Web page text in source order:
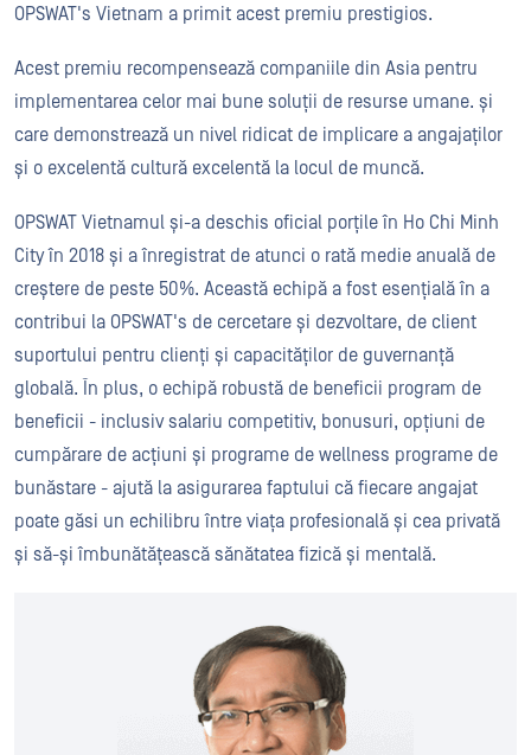
OPSWAT's Vietnam a primit acest premiu prestigios.
Acest premiu recompensează companiile din Asia pentru
implementarea celor mai bune soluții de resurse umane. și
care demonstrează un nivel ridicat de implicare a angajaților
și o excelentă cultură excelentă la locul de muncă.
OPSWAT Vietnamul și-a deschis oficial porțile în Ho Chi Minh
City în 2018 și a înregistrat de atunci o rată medie anuală de
creștere de peste 50%. Această echipă a fost esențială în a
contribui la OPSWAT's de cercetare și dezvoltare, de client
suportului pentru clienți și capacităților de guvernanță
globală. În plus, o echipă robustă de beneficii program de
beneficii - inclusiv salariu competitiv, bonusuri, opțiuni de
cumpărare de acțiuni și programe de wellness programe de
bunăstare - ajută la asigurarea faptului că fiecare angajat
poate găsi un echilibru între viața profesională și cea privată
și să-și îmbunătățească sănătatea fizică și mentală.